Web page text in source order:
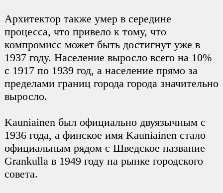
Архитектор также умер в середине
процесса, что привело к тому, что
компромисс может быть достигнут уже в
1937 году. Население выросло всего на 10%
с 1917 по 1939 год, а население прямо за
пределами границ города города значительно
выросло.
Kauniainen был официально двуязычным с
1936 года, а финское имя Kauniainen стало
официальным рядом с Шведское название
Grankulla в 1949 году на рынке городского
совета.